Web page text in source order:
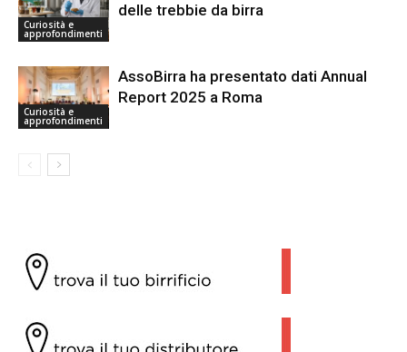
Curiosità e
approfondimenti
delle trebbie da birra
Curiosità e
approfondimenti
AssoBirra ha presentato dati Annual
Report 2025 a Roma